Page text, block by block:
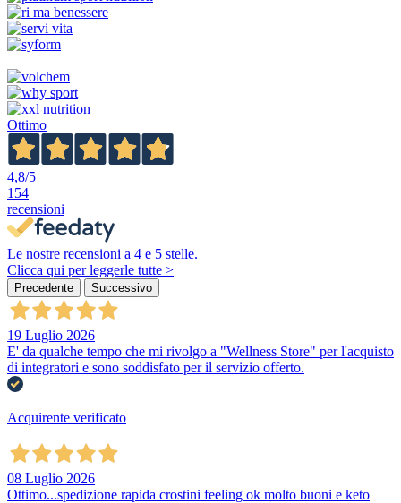
Ottimo
4,8/5
154
recensioni
Le nostre recensioni a 4 e 5 stelle.
Clicca qui per leggerle tutte >
Precedente Successivo
19 Luglio 2026
E' da qualche tempo che mi rivolgo a "Wellness Store" per l'acquisto
di integratori e sono soddisfato per il servizio offerto.
Acquirente verificato
08 Luglio 2026
Ottimo...spedizione rapida crostini feeling ok molto buoni e keto